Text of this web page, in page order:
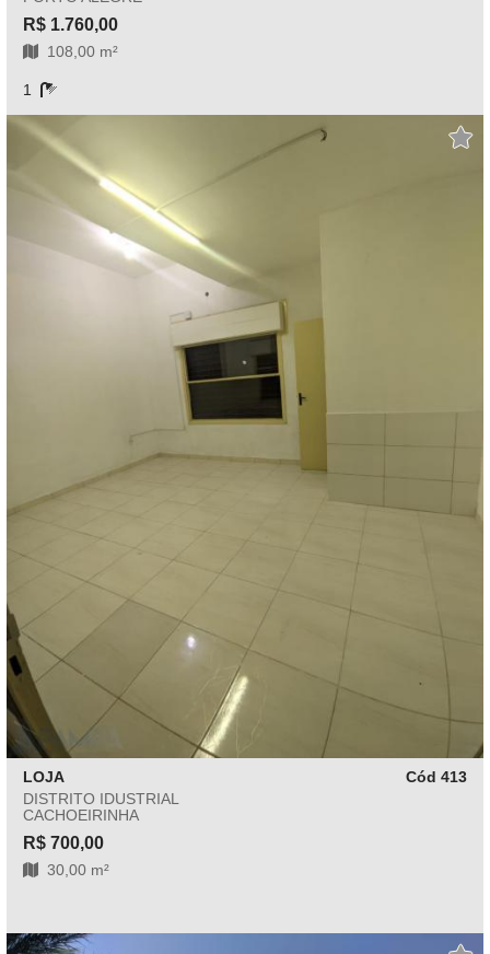
R$ 1.760,00
108,00 m²
1
LOJA
Cód 413
DISTRITO IDUSTRIAL
CACHOEIRINHA
R$ 700,00
30,00 m²